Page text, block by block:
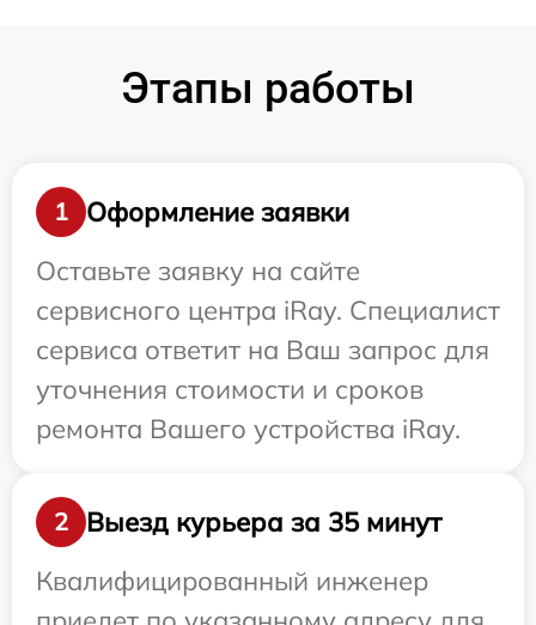
Этапы работы
1
Оформление заявки
Оставьте заявку на сайте
сервисного центра iRay. Специалист
сервиса ответит на Ваш запрос для
уточнения стоимости и сроков
ремонта Вашего устройства iRay.
2
Выезд курьера за 35 минут
Квалифицированный инженер